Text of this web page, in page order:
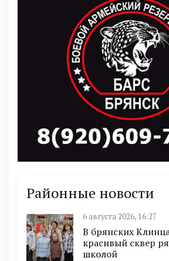
Районные новости
6 августа 2026, 16:27
В брянских
красивый сквер
школой